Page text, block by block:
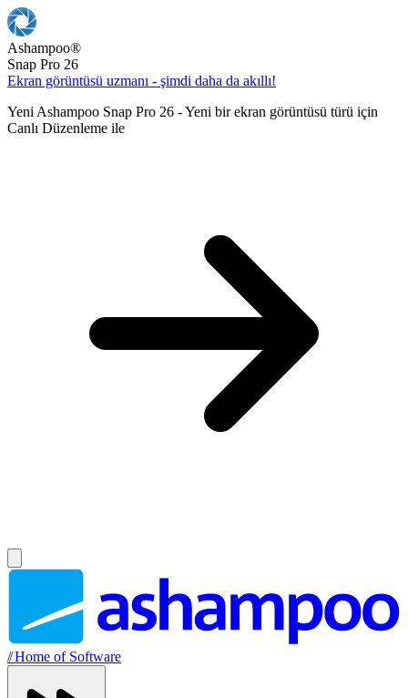
Ashampoo®
Snap Pro 26
Ekran görüntüsü uzmanı - şimdi daha da akıllı!
Yeni Ashampoo Snap Pro 26 - Yeni bir ekran görüntüsü türü için
Canlı Düzenleme ile
//Home of Software